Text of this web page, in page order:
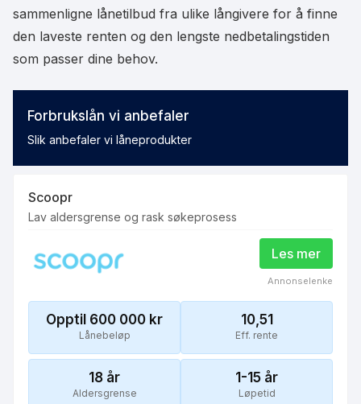
sammenligne lånetilbud fra ulike långivere for å finne
den laveste renten og den lengste nedbetalingstiden
som passer dine behov.
Forbrukslån vi anbefaler
Slik anbefaler vi låneprodukter
Scoopr
Lav aldersgrense og rask søkeprosess
Les mer
Annonselenke
Opptil 600 000 kr
Lånebeløp
10,51
Eff. rente
18 år
Aldersgrense
1-15 år
Løpetid